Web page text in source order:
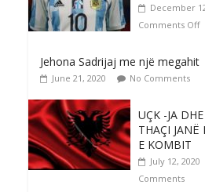
December
Comments Off
Jehona Sadrijaj me një megahit
June 21, 2020 No Comments
UÇK -JA
THAÇI JANË
E KOMBIT
July 12, 2020
Comments